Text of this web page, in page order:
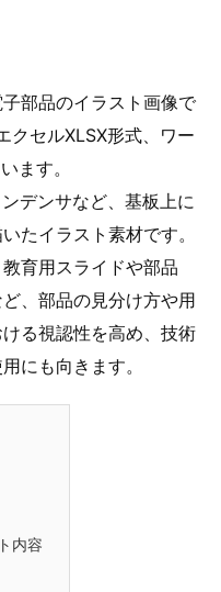
部品のイラスト画像で
クセルXLSX形式、ワー
ます。
デンサなど、基板上に
たイラスト素材です。
育用スライドや部品
、部品の見分け方や用
る視認性を高め、技術
にも向きます。
内容